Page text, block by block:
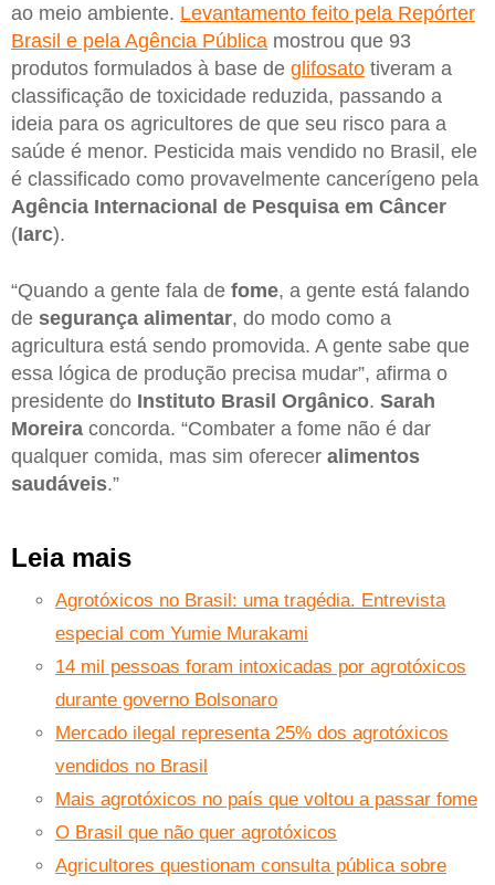
ao meio ambiente. Levantamento feito pela Repórter
Brasil e pela Agência Pública mostrou que 93
produtos formulados à base de glifosato tiveram a
classificação de toxicidade reduzida, passando a
ideia para os agricultores de que seu risco para a
saúde é menor. Pesticida mais vendido no Brasil, ele
é classificado como provavelmente cancerígeno pela
Agência Internacional de Pesquisa em Câncer
(Iarc).
“Quando a gente fala de fome, a gente está falando
de segurança alimentar, do modo como a
agricultura está sendo promovida. A gente sabe que
essa lógica de produção precisa mudar”, afirma o
presidente do Instituto Brasil Orgânico. Sarah
Moreira concorda. “Combater a fome não é dar
qualquer comida, mas sim oferecer alimentos
saudáveis.”
Leia mais
Agrotóxicos no Brasil: uma tragédia. Entrevista
especial com Yumie Murakami
14 mil pessoas foram intoxicadas por agrotóxicos
durante governo Bolsonaro
Mercado ilegal representa 25% dos agrotóxicos
vendidos no Brasil
Mais agrotóxicos no país que voltou a passar fome
O Brasil que não quer agrotóxicos
Agricultores questionam consulta pública sobre